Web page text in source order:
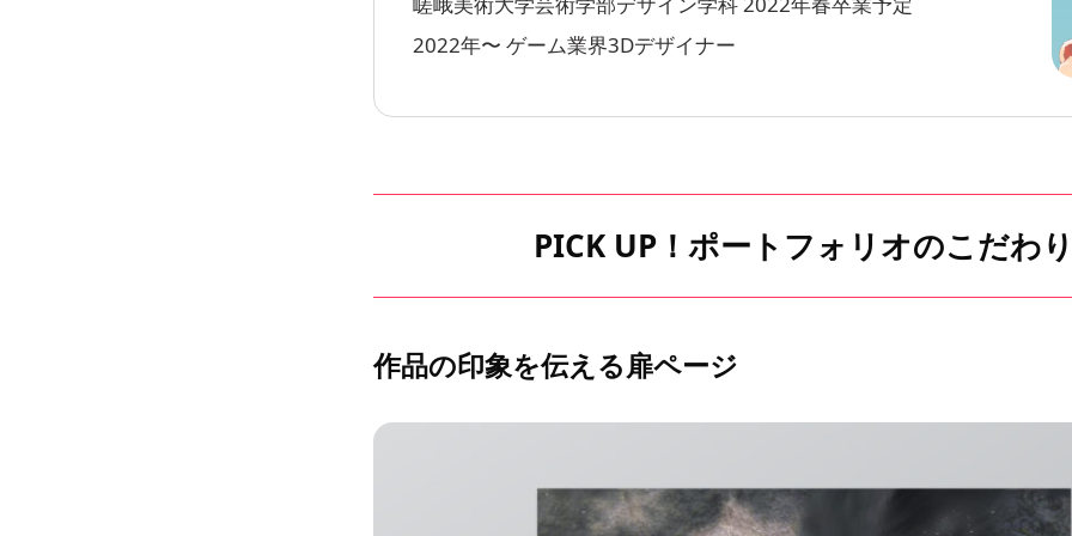
2022年〜 ゲーム業界3Dデザイナー
PICK UP！ポートフォリオのこだわ
作品の印象を伝える扉ページ